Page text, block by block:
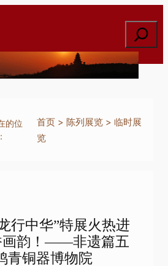
索
的位
首页> 陈列展览> 临时展
览
行中华”特展火热进
画韵！——非遗篇五
青铜器博物院